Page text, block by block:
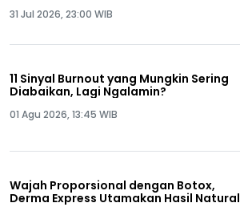
31 Jul 2026, 23:00 WIB
11 Sinyal Burnout yang Mungkin Sering
Diabaikan, Lagi Ngalamin?
01 Agu 2026, 13:45 WIB
Wajah Proporsional dengan Botox,
Derma Express Utamakan Hasil Natural